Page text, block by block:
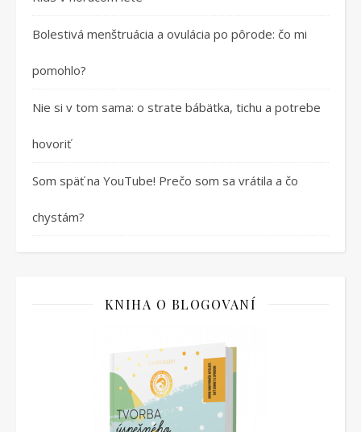
Bolestivá menštruácia a ovulácia po pôrode: čo mi
pomohlo?
Nie si v tom sama: o strate bábätka, tichu a potrebe
hovoriť
Som späť na YouTube! Prečo som sa vrátila a čo
chystám?
KNIHA O BLOGOVANÍ